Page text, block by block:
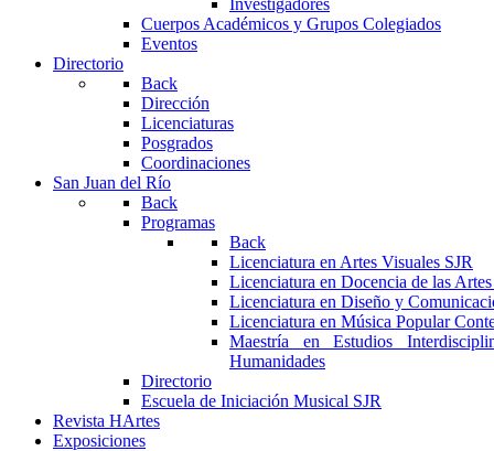
Investigadores
Cuerpos Académicos y Grupos Colegiados
Eventos
Directorio
Back
Dirección
Licenciaturas
Posgrados
Coordinaciones
San Juan del Río
Back
Programas
Back
Licenciatura en Artes Visuales SJR
Licenciatura en Docencia de las
Licenciatura en Diseño y
Licenciatura en Música Popular
Maestría en Estudios
Humanidades
Directorio
Escuela de Iniciación Musical SJR
Revista HArtes
Exposiciones